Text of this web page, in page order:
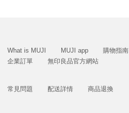
What is MUJI MUJI app 購物指南
企業訂單
無印良品官方網站
常見問題 配送詳情 商品退換